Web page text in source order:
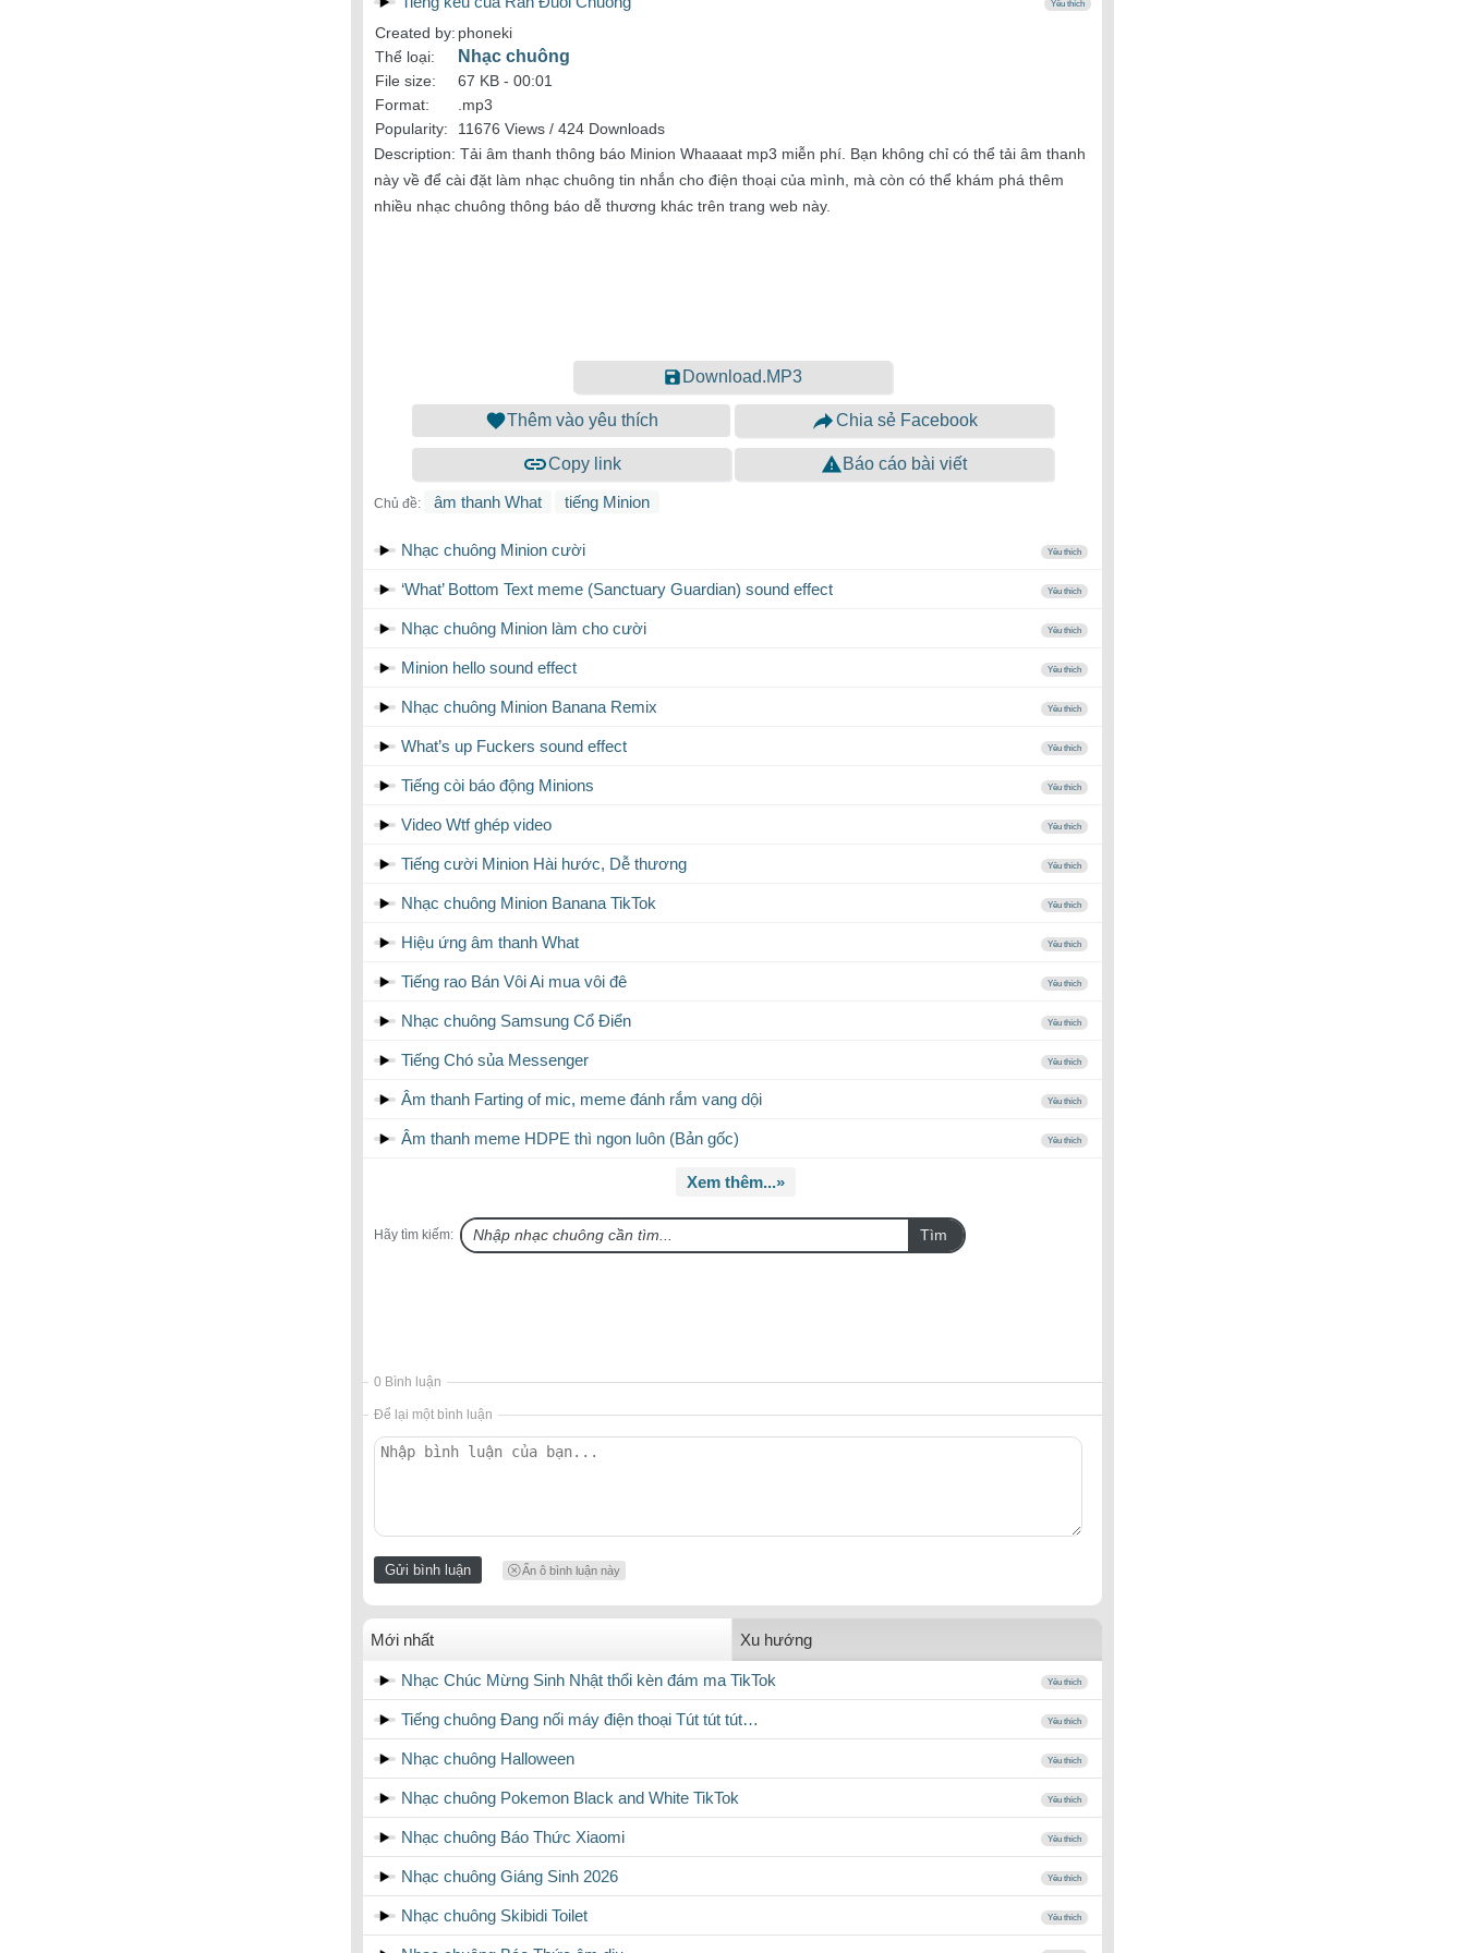
Yêu thích
Created by: phoneki
Thể loại:
Nhạc chuông
File size: 67 KB - 00:01
Format:
.mp3
Popularity:
11676 Views / 424 Downloads
Description: Tải âm thanh thông báo Minion Whaaaat mp3 miễn phí. Bạn không chỉ có thể tải âm thanh
này về để cài đặt làm nhạc chuông tin nhắn cho điện thoại của mình, mà còn có thể khám phá thêm
nhiều nhạc chuông thông báo dễ thương khác trên trang web này.
Download.MP3
Thêm vào yêu thích Chia sẻ Facebook
Copy link Báo cáo bài viết
Chủ đề: âm thanh What tiếng Minion
Nhạc chuông Minion cười Yêu thích
‘What’ Bottom Text meme (Sanctuary Guardian) sound effect Yêu thích
Nhạc chuông Minion làm cho cười Yêu thích
Minion hello sound effect Yêu thích
Nhạc chuông Minion Banana Remix Yêu thích
What’s up Fuckers sound effect Yêu thích
Tiếng còi báo động Minions Yêu thích
Video Wtf ghép video Yêu thích
Tiếng cười Minion Hài hước, Dễ thương Yêu thích
Nhạc chuông Minion Banana TikTok Yêu thích
Hiệu ứng âm thanh What Yêu thích
Tiếng rao Bán Vôi Ai mua vôi đê Yêu thích
Nhạc chuông Samsung Cổ Điển Yêu thích
Tiếng Chó sủa Messenger Yêu thích
Âm thanh Farting of mic, meme đánh rắm vang dội Yêu thích
Âm thanh meme HDPE thì ngon luôn (Bản gốc) Yêu thích
Xem thêm...»
Hãy tìm kiếm: Tìm
0 Bình luận
Để lại một bình luận
Ẩn ô bình luận này
Mới nhất Xu hướng
Nhạc Chúc Mừng Sinh Nhật thổi kèn đám ma TikTok Yêu thích
Tiếng chuông Đang nối máy điện thoại Tút tút tút… Yêu thích
Nhạc chuông Halloween Yêu thích
Nhạc chuông Pokemon Black and White TikTok Yêu thích
Nhạc chuông Báo Thức Xiaomi Yêu thích
Nhạc chuông Giáng Sinh 2026 Yêu thích
Nhạc chuông Skibidi Toilet Yêu thích